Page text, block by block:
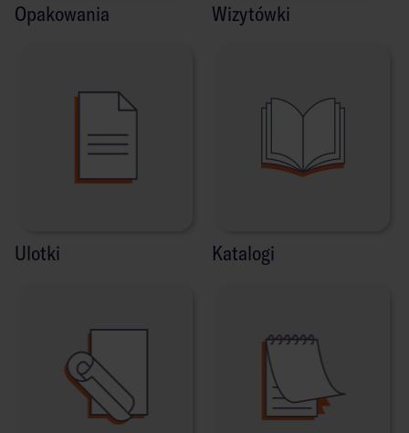
Opakowania Wizytówki
Ulotki Katalogi